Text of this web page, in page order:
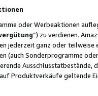
oder Werbeaktionen
”) zu verdienen.
jederzeit ganz oder
(auch Sonderprogramme
Ausschlusstatbestände,
Produktverkäufe geltende